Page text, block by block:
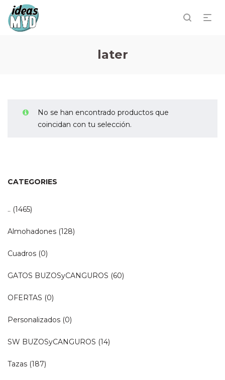
later
No se han encontrado productos que
coincidan con tu selección.
CATEGORIES
.. (1465)
Almohadones (128)
Cuadros (0)
GATOS BUZOSyCANGUROS (60)
OFERTAS (0)
Personalizados (0)
SW BUZOSyCANGUROS (14)
Tazas (187)